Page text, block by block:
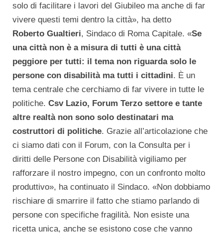
solo di facilitare i lavori del Giubileo ma anche di far
vivere questi temi dentro la città», ha detto
Roberto Gualtieri, Sindaco di Roma Capitale. «Se
una città non è a misura di tutti è una città
peggiore per tutti: il tema non riguarda solo le
persone con disabilità ma tutti i cittadini. È un
tema centrale che cerchiamo di far vivere in tutte le
politiche. Csv Lazio, Forum Terzo settore e tante
altre realtà non sono solo destinatari ma
costruttori di politiche. Grazie all’articolazione che
ci siamo dati con il Forum, con la Consulta per i
diritti delle Persone con Disabilità vigiliamo per
rafforzare il nostro impegno, con un confronto molto
produttivo», ha continuato il Sindaco. «Non dobbiamo
rischiare di smarrire il fatto che stiamo parlando di
persone con specifiche fragilità. Non esiste una
ricetta unica, anche se esistono cose che vanno